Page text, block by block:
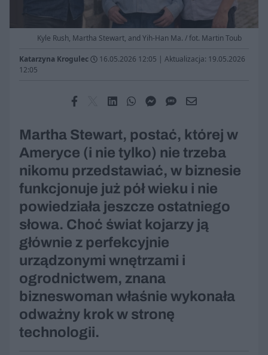
Kyle Rush, Martha Stewart, and Yih-Han Ma. / fot. Martin Toub
Katarzyna Krogulec 16.05.2026 12:05 | Aktualizacja: 19.05.2026
12:05
Martha Stewart, postać, której w
Ameryce (i nie tylko) nie trzeba
nikomu przedstawiać, w biznesie
funkcjonuje już pół wieku i nie
powiedziała jeszcze ostatniego
słowa. Choć świat kojarzy ją
głównie z perfekcyjnie
urządzonymi wnętrzami i
ogrodnictwem, znana
bizneswoman właśnie wykonała
odważny krok w stronę
technologii.